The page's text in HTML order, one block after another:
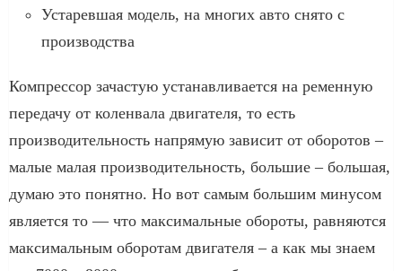
Устаревшая модель, на многих авто снято с
производства
Компрессор зачастую устанавливается на ременную
передачу от коленвала двигателя, то есть
производительность напрямую зависит от оборотов –
малые малая производительность, большие – большая,
думаю это понятно. Но вот самым большим минусом
является то — что максимальные обороты, равняются
максимальным оборотам двигателя – а как мы знаем